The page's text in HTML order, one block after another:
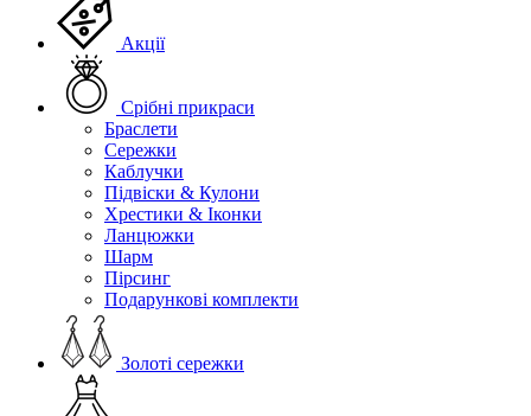
Акції
Срібні прикраси
Браслети
Сережки
Каблучки
Підвіски & Кулони
Хрестики & Іконки
Ланцюжки
Шарм
Пірсинг
Подарункові комплекти
Золоті сережки